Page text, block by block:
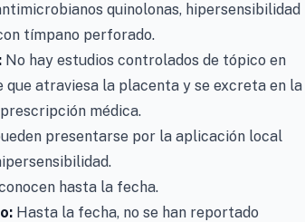
quinolonas, hipersensibilidad
tímpano perforado.
No hay estudios controlados de tópico en
atraviesa la placenta y se excreta en la
médica.
presentarse por la aplicación local
hasta la fecha.
Hasta la fecha, no se han reportado